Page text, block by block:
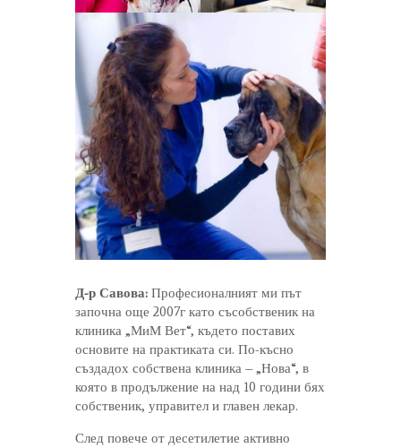
Д-р Савова: Професионалният ми път
започна още 2007г като съсобственик на
клиника „МиМ Вет“, където поставих
основите на практиката си. По-късно
създадох собствена клиника – „Нова“, в
която в продължение на над 10 години бях
собственик, управител и главен лекар.
След повече от десетилетие активно